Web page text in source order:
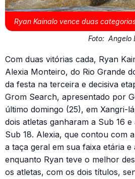
Ryan Kainalo vence duas
Foto: Angelo
Com duas vitórias cada, Ryan
Alexia Monteiro, do Rio Grande
da festa na terceira e decisiva
Grom Search, apresentado por
último domingo (25), em Xangri-
dois atletas ganharam a Sub 16
Sub 18. Alexia, que contou com
a taça geral em sua faixa etária
enquanto Ryan teve o melhor
os atletas, com os dois títulos,